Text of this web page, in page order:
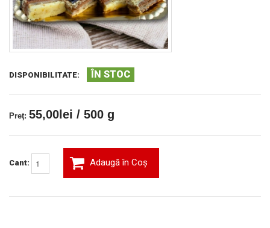
DISPONIBILITATE: ÎN STOC
Preţ: 55,00lei / 500 g
Cant: Adaugă în Coş